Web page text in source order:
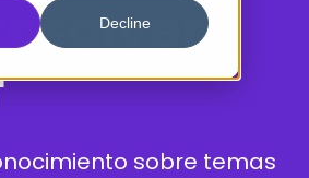
Decline
sobre temas